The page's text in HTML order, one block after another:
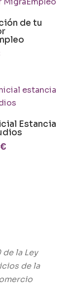
de tu
Estancia
€
la Ley
de la